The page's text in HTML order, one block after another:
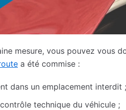
mesure, vous pouvez vous
a été commise :
dans un emplacement interdit ;
technique du véhicule ;